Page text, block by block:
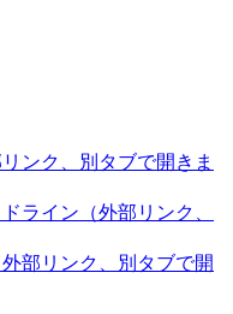
リンク、別タブで開きま
ライン （外部リンク、
外部リンク、別タブで開